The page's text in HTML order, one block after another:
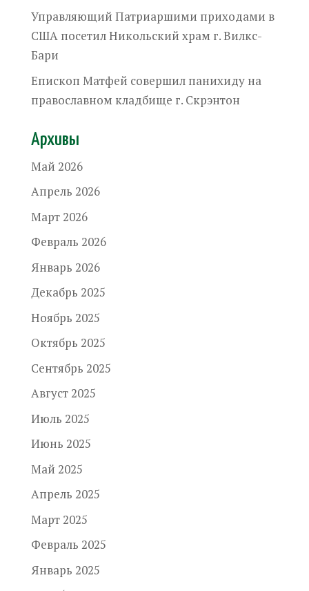
Управляющий Патриаршими приходами в
США посетил Никольский храм г. Вилкс-
Бари
Епископ Матфей совершил панихиду на
православном кладбище г. Скрэнтон
Архивы
Май 2026
Апрель 2026
Март 2026
Февраль 2026
Январь 2026
Декабрь 2025
Ноябрь 2025
Октябрь 2025
Сентябрь 2025
Август 2025
Июль 2025
Июнь 2025
Май 2025
Апрель 2025
Март 2025
Февраль 2025
Январь 2025